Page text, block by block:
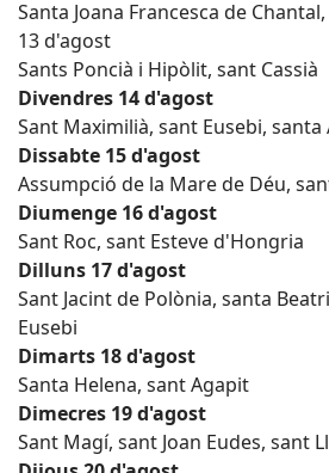
Santa Joana Francesca de
13 d'agost
Sants Poncià i Hipòlit, sant Cassià
Divendres 14 d'agost
Sant Maximilià, sant Eusebi, santa
Dissabte 15 d'agost
Assumpció de la Mare de Déu,
Diumenge 16 d'agost
Sant Roc, sant Esteve d'Hongria
Dilluns 17 d'agost
Sant Jacint de Polònia, santa
Eusebi
Dimarts 18 d'agost
Santa Helena, sant Agapit
Dimecres 19 d'agost
Sant Magí, sant Joan Eudes, sant